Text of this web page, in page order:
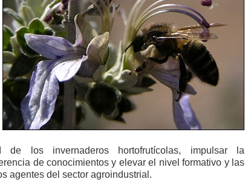
de los invernaderos hortofrutícolas, impulsar la
de conocimientos y elevar el nivel formativo y las
agentes del sector agroindustrial.